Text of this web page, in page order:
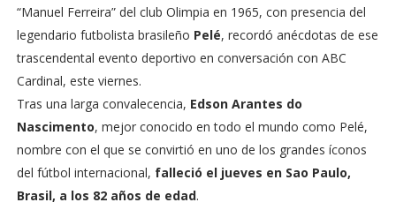
“Manuel Ferreira” del club Olimpia en 1965, con presencia del
legendario futbolista brasileño Pelé, recordó anécdotas de ese
trascendental evento deportivo en conversación con ABC
Cardinal, este viernes.
Tras una larga convalecencia, Edson Arantes do
Nascimento, mejor conocido en todo el mundo como Pelé,
nombre con el que se convirtió en uno de los grandes íconos
del fútbol internacional, falleció el jueves en Sao Paulo,
Brasil, a los 82 años de edad.